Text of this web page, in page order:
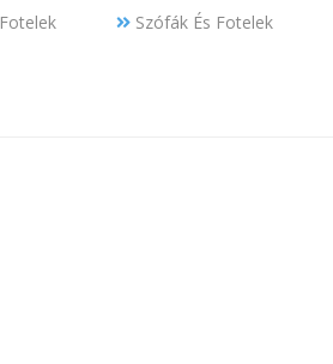
Fotelek Szófák És Fotelek